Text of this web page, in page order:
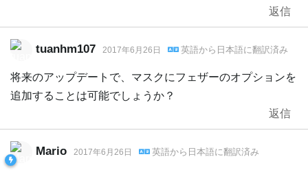
返信
tuanhm107 2017年6月26日 英語から 日本語に翻訳済み
将来のアップデートで、マスクにフェザーのオプションを
追加することは可能でしょうか？
返信
Mario 2017年6月26日 英語から 日本語に翻訳済み